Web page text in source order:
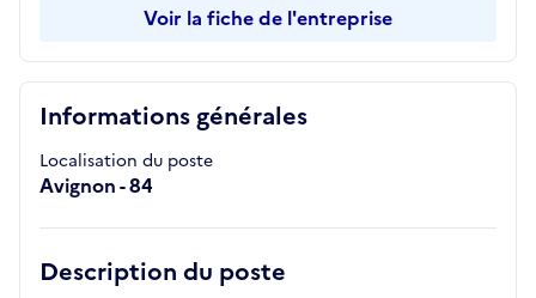
Informations générales
Localisation du poste
Avignon - 84
Description du poste
Voir la fiche de l'entreprise